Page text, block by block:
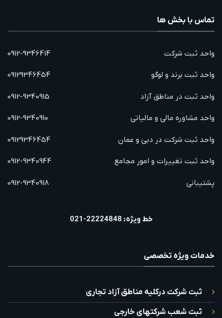
تماس با بخش ها
واحد ثبت شرکت
واحد ثبت برند و لوگو
واحد ثبت در مناطق آزاد
واحد مشاوره مالی و مالیاتی
واحد ثبت شرکت در دبی و عمان
واحد ثبت تغییرات و امور مجامع
پشتیبانی
0912-9346414
09129346454
0912-9340915
0912-9340910
09129346454
0912-9340944
0912-9340918
خط ویژه: 22224848-021
خدمات ویژه تخصصی
ثبت شرکت درکلیه مناطق آزاد تجاری
ثبت شعب شرکتهای خارجی